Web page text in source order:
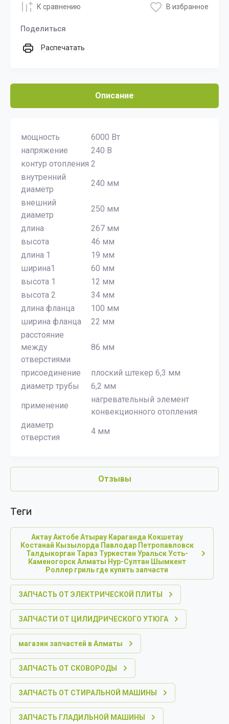
К сравнению В избранное
Поделиться
Распечатать
Описание
мощность
6000 Вт
напряжение
240 В
контур отопления 2
внутренний
диаметр
240 мм
внешний
диаметр
250 мм
длина
267 мм
высота
46 мм
длина 1
19 мм
ширина1
60 мм
высота 1
12 мм
высота 2
34 мм
длина фланца
100 мм
ширина фланца
22 мм
расстояние
между
отверстиями
86 мм
присоединение
плоский штекер 6,3 мм
диаметр трубы
6,2 мм
применение
нагревательный элемент
конвекционного отопления
диаметр
отверстия
4 мм
Отзывы
теги
Актау Актобе Атырау Караганда Кокшетау
Костанай Кызылорда Павлодар Петропавловск
Талдыкорган Тараз Туркестан Уральск Усть-
Каменогорск Алматы Нур-Султан Шымкент
Роллер гриль где купить запчасти
ЗАПЧАСТЬ ОТ ЭЛЕКТРИЧЕСКОЙ ПЛИТЫ
ЗАПЧАСТИ ОТ ЦИЛИДРИЧЕСКОГО УТЮГА
магазин запчастей в Алматы
ЗАПЧАСТЬ ОТ СКОВОРОДЫ
ЗАПЧАСТЬ ОТ СТИРАЛЬНОЙ МАШИНЫ
ЗАПЧАСТЬ ГЛАДИЛЬНОЙ МАШИНЫ